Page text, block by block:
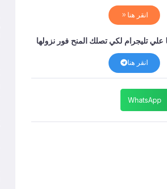
انقر هنا
علي تليجرام لكي تصلك المنح فور نزولها
انقر هنا
WhatsApp